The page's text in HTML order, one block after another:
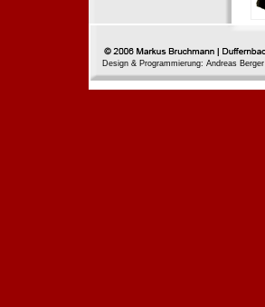
Design & Programmierung: Andreas Berger